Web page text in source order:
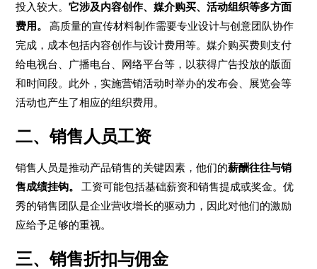
投入较大。它涉及内容创作、媒介购买、活动组织等多方面
费用。
高质量的宣传材料制作需要专业设计与创意团队协作
完成，成本包括内容创作与设计费用等。媒介购买费则支付
给电视台、广播电台、网络平台等，以获得广告投放的版面
和时间段。此外，实施营销活动时举办的发布会、展览会等
活动也产生了相应的组织费用。
二、销售人员工资
销售人员是推动产品销售的关键因素，他们的薪酬往往与销
售成绩挂钩。
工资可能包括基础薪资和销售提成或奖金。优
秀的销售团队是企业营收增长的驱动力，因此对他们的激励
应给予足够的重视。
三、销售折扣与佣金